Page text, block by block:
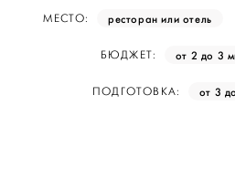
МЕСТО: ресторан или отель
БЮДЖЕТ: от 2 до 3
ПОДГОТОВКА: от 3